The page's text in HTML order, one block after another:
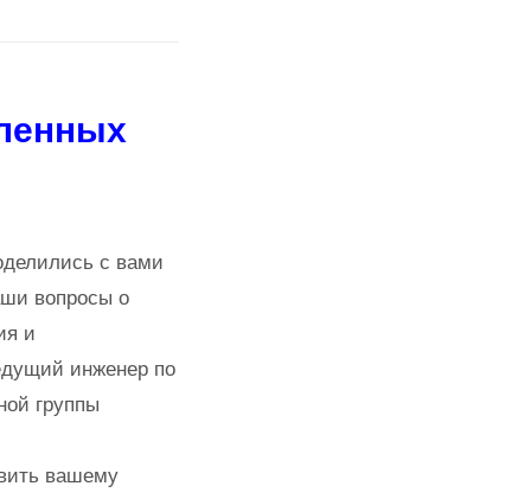
с вами
вопросы о
и
инженер по
группы
вашему